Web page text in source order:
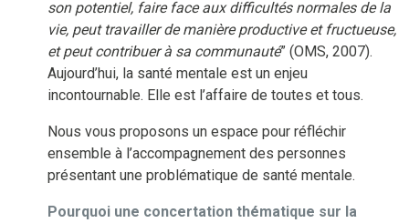
son potentiel, faire face aux difficultés normales de la
vie, peut travailler de manière productive et fructueuse,
et peut contribuer à sa communauté” (OMS, 2007).
Aujourd’hui, la santé mentale est un enjeu
incontournable. Elle est l’affaire de toutes et tous.
Nous vous proposons un espace pour réfléchir
ensemble à l’accompagnement des personnes
présentant une problématique de santé mentale.
Pourquoi une concertation thématique sur la